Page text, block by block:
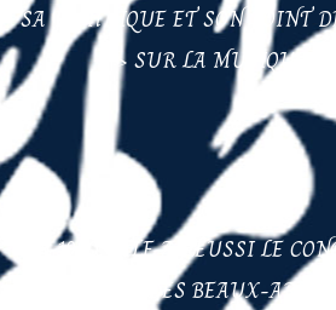
SA TECHNIQUE ET SON POINT
» SUR LA MUSIQUE
EN 1990, ELLE A RÉUSSI LE
LA FACULTÉ DES BEAUX-